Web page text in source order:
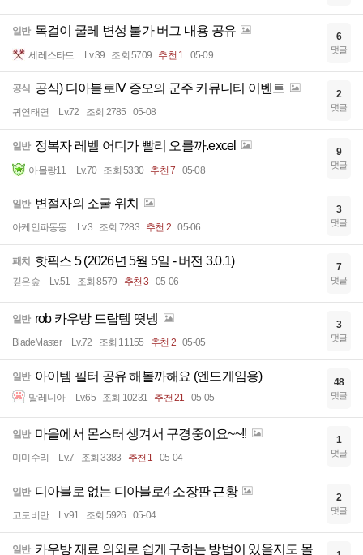
일반 목걸이 쿨레 변성 불가 버그 내용 공유
세레스타드 Lv.39 조회 5709 추천 1 05-09
6
댓글
공식 공식) 디아블로IV 증오의 군주 커뮤니티 이벤트
귀연태연 Lv.72 조회 2785 05-08
2
댓글
일반 정복자 레벨 어디가 빨리 오를까.excel
아몰랑11 Lv.70 조회 5330 추천 7 05-08
9
댓글
일반 변절자의 소굴 위치
아케인파동동 Lv.3 조회 7283 추천 2 05-06
3
댓글
패치 핫픽스 5 (2026년 5월 5일 - 버전 3.0.1)
깊은숲 Lv.51 조회 8579 추천 3 05-06
7
댓글
일반 rob 카우방 드랍템 떳넹
BladeMaster Lv.72 조회 11155 추천 2 05-05
3
댓글
일반 아이템 필터 공유 해볼까해요 (엔드게임용)
말레니아 Lv.65 조회 10231 추천 21 05-05
48
댓글
일반 마을에서 몬스터 생겨서 구경중이요~~!!
미미수리 Lv.7 조회 3383 추천 1 05-04
1
댓글
일반 디아블로 없는 디아블로4 소장판 근황
고도비만 Lv.91 조회 5926 05-04
2
댓글
일반 카우방 재료 의외로 쉽게 구하는 방법이 있을지도 몰